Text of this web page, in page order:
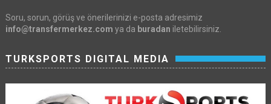
Soru, sorun, görüş ve önerilerinizi e-posta adresimiz
info@transfermerkez.com ya da buradan iletebilirsiniz.
TURKSPORTS DIGITAL MEDIA